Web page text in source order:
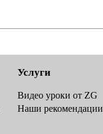
Услуги
Видео уроки от ZG
Наши рекомендации